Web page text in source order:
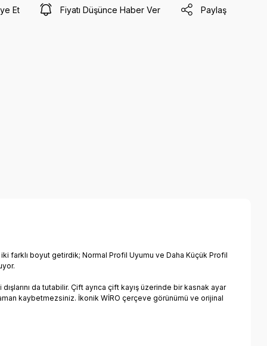
Et Fiyatı Düşünce Haber Ver Paylaş
farklı boyut getirdik; Normal Profil Uyumu ve Daha Küçük Profil
da tutabilir. Çift ayrıca çift kayış üzerinde bir kasnak ayar
kaybetmezsiniz. İkonik WİRO çerçeve görünümü ve orijinal